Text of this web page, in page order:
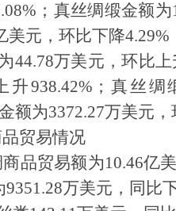
；真丝绸缎金额为
美元，环比下降4.29%
44.78万美元，环比上
升938.42% ；真丝绸
额为3372.27万美元，
贸易情况
品贸易额为10.46亿
9351.28万美元，同比